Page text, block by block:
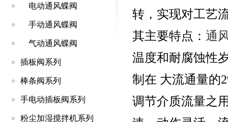
电动通风蝶阀
手动通风蝶阀
气动通风蝶阀
插板阀系列
棒条阀系列
手电动插板阀系列
粉尘加湿搅拌机系列
转，实现对工艺
其主要特点： 通
温度和耐腐蚀性
制在 大流通量的
调节介质流量之